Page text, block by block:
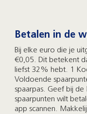
Betalen in de
Bij elke euro die je
€0,05. Dit betekent
liefst 32% hebt. 1
Voldoende
spaarpas. Geef bij
spaarpunten wilt
app scannen.